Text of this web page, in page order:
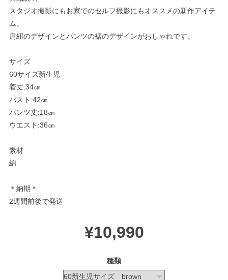
スタジオ撮影にもお家でのセルフ撮影にもオススメの新作アイテ
ム。
肩紐のデザインとパンツの裾のデザインがおしゃれです。
サイズ
60サイズ新生児
着丈:34㎝
バスト:42㎝
パンツ丈:18㎝
ウエスト:36㎝
素材
綿
＊納期＊
2週間前後で発送
¥10,990
種類